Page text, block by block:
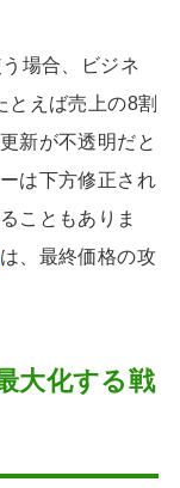
場合、ビジネ
とえば売上の8割
新が不透明だと
は下方修正され
こともありま
は、最終価格の攻
大化する戦